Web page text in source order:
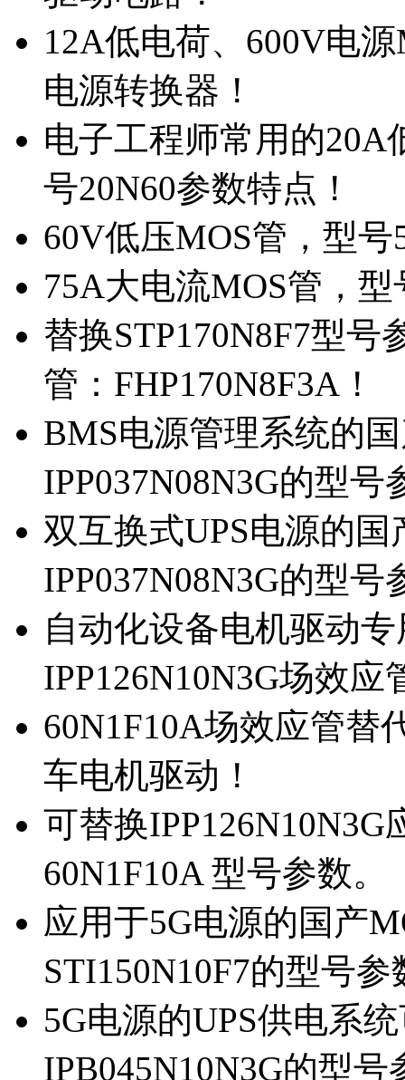
12A低电荷、600V电
电源转换器！
电子工程师常用的20A
号20N60参数特点！
60V低压MOS管，型
75A大电流MOS管，
替换STP170N8F7型
管：FHP170N8F3A！
BMS电源管理系统的
IPP037N08N3G的型号
双互换式UPS电源的
IPP037N08N3G的型号
自动化设备电机驱动
IPP126N10N3G场效应
60N1F10A场效应管替
车电机驱动！
可替换
60N1F10A 型号参数。
应用于5G电源的国产
STI150N10F7的型号参
5G电源的UPS供电系
IPB045N10N3G的型号